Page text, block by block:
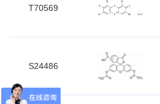
T70569
S24486